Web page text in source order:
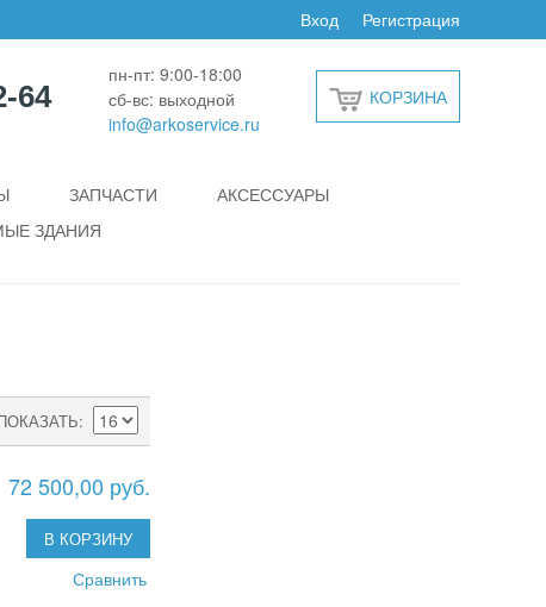
Регистрация
Вход
64
пн-пт: 9:00-18:00
сб-вс: выходной
info@arkoservice.ru
КОРЗИНА
ЗАПЧАСТИ
АКСЕССУАРЫ
ЗДАНИЯ
72 500,00 руб.
В КОРЗИНУ
Сравнить